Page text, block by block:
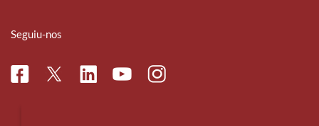
Seguiu-nos
FacebookTwitterLinkedinYoutubeInstagram